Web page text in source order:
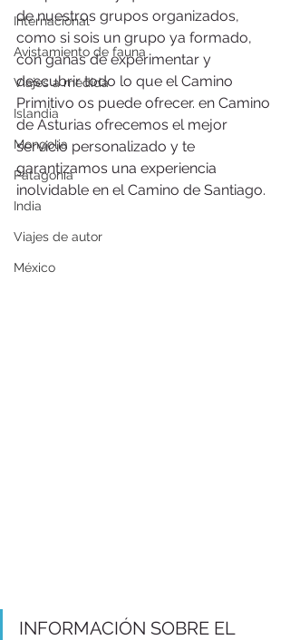
Internacional
Avistamiento de fauna
Viajes a medida
Islandia
Mongolia
Patagonia
India
Viajes de autor
México
de nuestros grupos organizados,
como si sois un grupo ya formado,
con ganas de experimentar y
descubrir todo lo que el Camino
Primitivo os puede ofrecer. en Camino
de Asturias ofrecemos el mejor
servicio personalizado y te
garantizamos una experiencia
inolvidable en el Camino de Santiago.
INFORMACIÓN SOBRE EL